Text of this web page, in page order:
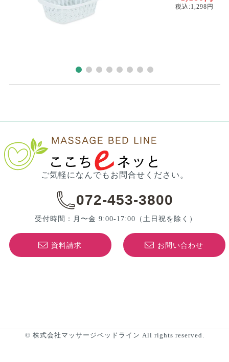
税込:1,298円
ご気軽になんでもお問合せください。
072-453-3800
受付時間：月〜金 9:00-17:00 （土日祝を除く）
資料請求 お問い合わせ
© 株式会社マッサージベッドライン All rights reserved.